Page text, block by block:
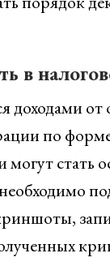
в
доходами
по
стать